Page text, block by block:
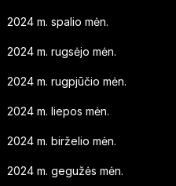
2024 m. spalio mėn.
2024 m. rugsėjo mėn.
2024 m. rugpjūčio mėn.
2024 m. liepos mėn.
2024 m. birželio mėn.
2024 m. gegužės mėn.